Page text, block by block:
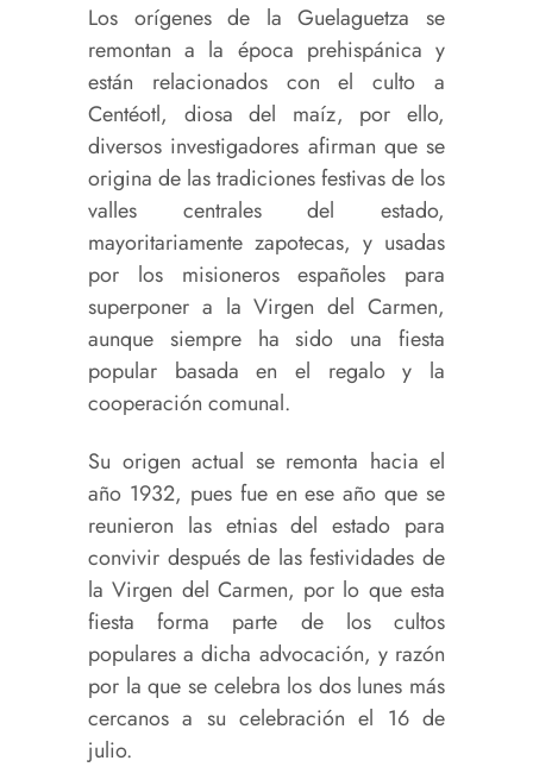
Los orígenes de la Guelaguetza se
remontan a la época prehispánica y
están relacionados con el culto a
Centéotl, diosa del maíz, por ello,
diversos investigadores afirman que se
origina de las tradiciones festivas de los
valles centrales del estado,
mayoritariamente zapotecas, y usadas
por los misioneros españoles para
superponer a la Virgen del Carmen,
aunque siempre ha sido una fiesta
popular basada en el regalo y la
cooperación comunal.
Su origen actual se remonta hacia el
año 1932, pues fue en ese año que se
reunieron las etnias del estado para
convivir después de las festividades de
la Virgen del Carmen, por lo que esta
fiesta forma parte de los cultos
populares a dicha advocación, y razón
por la que se celebra los dos lunes más
cercanos a su celebración el 16 de
julio.